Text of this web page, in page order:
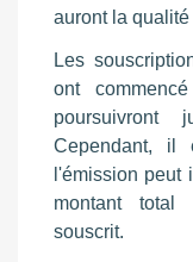
auront la
Les
ont
poursuivront
Cependant,
l'émission peut
montant total
souscrit.